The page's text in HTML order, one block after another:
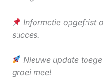
Informatie opgefrist
succes.
Nieuwe update
groei mee!